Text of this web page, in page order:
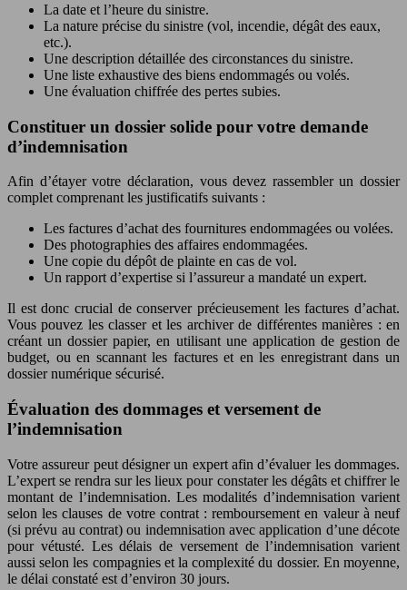
La date et l’heure du sinistre.
La nature précise du sinistre (vol, incendie, dégât des eaux,
etc.).
Une description détaillée des circonstances du sinistre.
Une liste exhaustive des biens endommagés ou volés.
Une évaluation chiffrée des pertes subies.
Constituer un dossier solide pour votre demande
d’indemnisation
Afin d’étayer votre déclaration, vous devez rassembler un dossier
complet comprenant les justificatifs suivants :
Les factures d’achat des fournitures endommagées ou volées.
Des photographies des affaires endommagées.
Une copie du dépôt de plainte en cas de vol.
Un rapport d’expertise si l’assureur a mandaté un expert.
Il est donc crucial de conserver précieusement les factures d’achat.
Vous pouvez les classer et les archiver de différentes manières : en
créant un dossier papier, en utilisant une application de gestion de
budget, ou en scannant les factures et en les enregistrant dans un
dossier numérique sécurisé.
Évaluation des dommages et versement de
l’indemnisation
Votre assureur peut désigner un expert afin d’évaluer les dommages.
L’expert se rendra sur les lieux pour constater les dégâts et chiffrer le
montant de l’indemnisation. Les modalités d’indemnisation varient
selon les clauses de votre contrat : remboursement en valeur à neuf
(si prévu au contrat) ou indemnisation avec application d’une décote
pour vétusté. Les délais de versement de l’indemnisation varient
aussi selon les compagnies et la complexité du dossier. En moyenne,
le délai constaté est d’environ 30 jours.